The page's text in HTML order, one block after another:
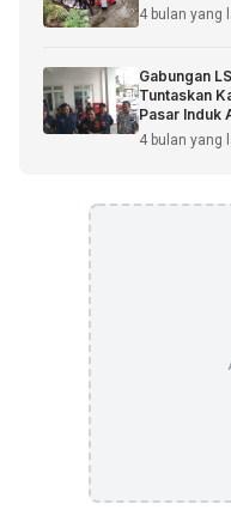
4 bulan yang
Gabungan
Tuntaskan
Pasar Induk
4 bulan yang